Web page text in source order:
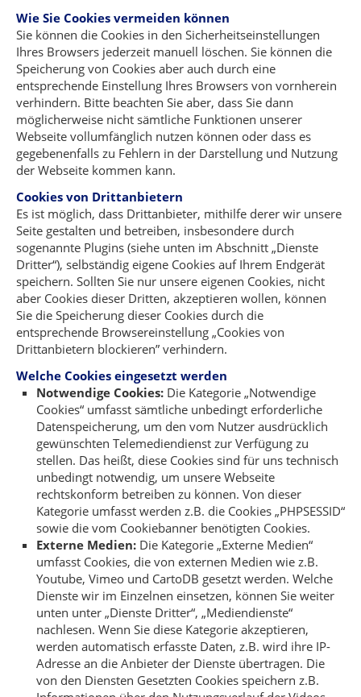
Wie Sie Cookies vermeiden können
Sie können die Cookies in den Sicherheitseinstellungen
Ihres Browsers jederzeit manuell löschen. Sie können die
Speicherung von Cookies aber auch durch eine
entsprechende Einstellung Ihres Browsers von vornherein
verhindern. Bitte beachten Sie aber, dass Sie dann
möglicherweise nicht sämtliche Funktionen unserer
Webseite vollumfänglich nutzen können oder dass es
gegebenenfalls zu Fehlern in der Darstellung und Nutzung
der Webseite kommen kann.
Cookies von Drittanbietern
Es ist möglich, dass Drittanbieter, mithilfe derer wir unsere
Seite gestalten und betreiben, insbesondere durch
sogenannte Plugins (siehe unten im Abschnitt „Dienste
Dritter“), selbständig eigene Cookies auf Ihrem Endgerät
speichern. Sollten Sie nur unsere eigenen Cookies, nicht
aber Cookies dieser Dritten, akzeptieren wollen, können
Sie die Speicherung dieser Cookies durch die
entsprechende Browsereinstellung „Cookies von
Drittanbietern blockieren” verhindern.
Welche Cookies eingesetzt werden
Notwendige Cookies: Die Kategorie „Notwendige
Cookies“ umfasst sämtliche unbedingt erforderliche
Datenspeicherung, um den vom Nutzer ausdrücklich
gewünschten Telemediendienst zur Verfügung zu
stellen. Das heißt, diese Cookies sind für uns technisch
unbedingt notwendig, um unsere Webseite
rechtskonform betreiben zu können. Von dieser
Kategorie umfasst werden z.B. die Cookies „PHPSESSID“
sowie die vom Cookiebanner benötigten Cookies.
Externe Medien: Die Kategorie „Externe Medien“
umfasst Cookies, die von externen Medien wie z.B.
Youtube, Vimeo und CartoDB gesetzt werden. Welche
Dienste wir im Einzelnen einsetzen, können Sie weiter
unten unter „Dienste Dritter“, „Mediendienste“
nachlesen. Wenn Sie diese Kategorie akzeptieren,
werden automatisch erfasste Daten, z.B. wird ihre IP-
Adresse an die Anbieter der Dienste übertragen. Die
von den Diensten Gesetzten Cookies speichern z.B.